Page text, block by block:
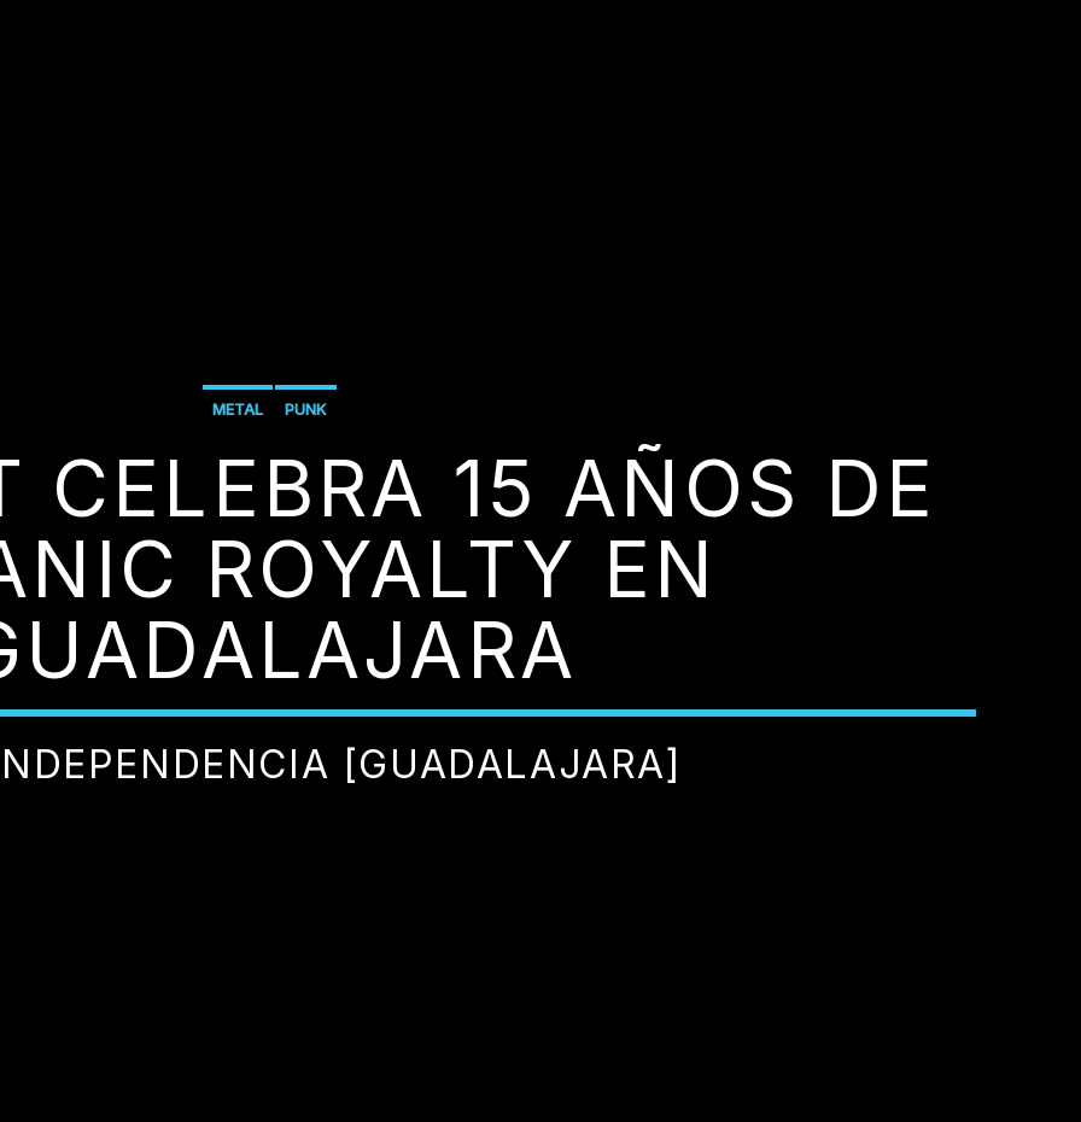
METAL PUNK
CELEBRA 15 AÑOS DE
ROYALTY EN
[GUADALAJARA]